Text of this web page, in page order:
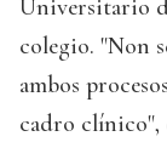
Universitario
colegio. "Non
ambos
cadro clínico",